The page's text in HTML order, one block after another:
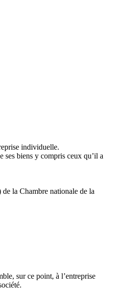
individuelle.
ses biens y compris ceux qu’il a
la Chambre nationale de la
sur ce point, à l’entreprise